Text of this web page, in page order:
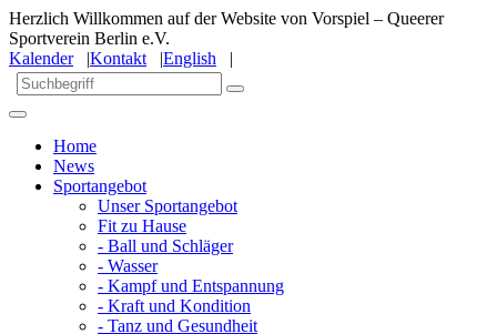
Herzlich Willkommen auf der Website von Vorspiel – Queerer
Sportverein Berlin e.V.
Kalender|Kontakt |English |
Home
News
Sportangebot
Unser Sportangebot
Fit zu Hause
- Ball und Schläger
- Wasser
- Kampf und Entspannung
- Kraft und Kondition
- Tanz und Gesundheit